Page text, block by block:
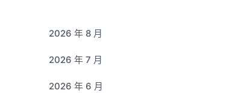
2026 年 8 月
2026 年 7 月
2026 年 6 月